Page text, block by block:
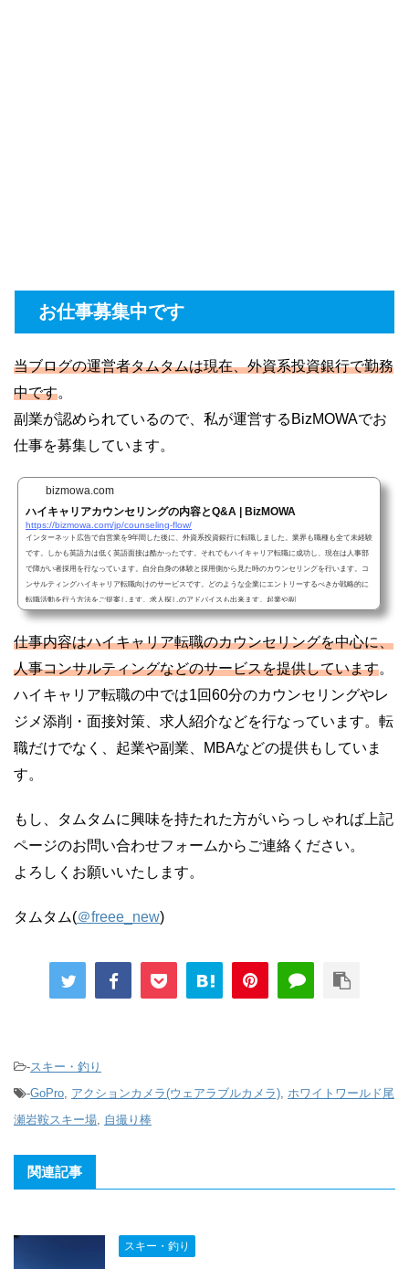
お仕事募集中です
当ブログの運営者タムタムは現在、外資系投資銀行で勤務
中です。
副業が認められているので、私が運営するBizMOWAでお
仕事を募集しています。
bizmowa.com
ハイキャリアカウンセリングの内容とQ&A | BizMOWA
https://bizmowa.com/jp/counseling-flow/
インターネット広告で自営業を9年間した後に、外資系投資銀行に転職しました。業界も職種も全て未経験
です。しかも英語力は低く英語面接は酷かったです。それでもハイキャリア転職に成功し、現在は人事部
で障がい者採用を行なっています。自分自身の体験と採用側から見た時のカウンセリングを行います。コ
ンサルティングハイキャリア転職向けのサービスです。どのような企業にエントリーするべきか戦略的に
転職活動を行う方法をご提案します。求人探しのアドバイスも出来ます。起業や副
仕事内容はハイキャリア転職のカウンセリングを中心に、
人事コンサルティングなどのサービスを提供しています。
ハイキャリア転職の中では1回60分のカウンセリングやレ
ジメ添削・面接対策、求人紹介などを行なっています。転
職だけでなく、起業や副業、MBAなどの提供もしていま
す。
もし、タムタムに興味を持たれた方がいらっしゃれば上記
ページのお問い合わせフォームからご連絡ください。
よろしくお願いいたします。
タムタム(＠freee_new)
-スキー・釣り
-GoPro, アクションカメラ(ウェアラブルカメラ), ホワイトワールド尾
瀬岩鞍スキー場, 自撮り棒
関連記事
スキー・釣り